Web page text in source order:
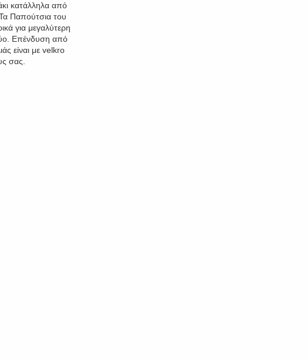
κατάλληλα από
Παπούτσια του
για μεγαλύτερη
Επένδυση από
είναι με velkro
σας.